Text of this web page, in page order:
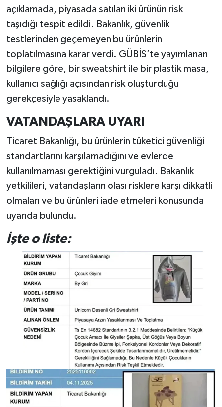
açıklamada, piyasada satılan iki ürünün risk
taşıdığı tespit edildi. Bakanlık, güvenlik
testlerinden geçemeyen bu ürünlerin
toplatılmasına karar verdi. GÜBİS’te yayımlanan
bilgilere göre, bir sweatshirt ile bir plastik masa,
kullanıcı sağlığı açısından risk oluşturduğu
gerekçesiyle yasaklandı.
VATANDAŞLARA UYARI
Ticaret Bakanlığı, bu ürünlerin tüketici güvenliği
standartlarını karşılamadığını ve evlerde
kullanılmaması gerektiğini vurguladı. Bakanlık
yetkilileri, vatandaşların olası risklere karşı dikkatli
olmaları ve bu ürünleri iade etmeleri konusunda
uyarıda bulundu.
İşte o liste: